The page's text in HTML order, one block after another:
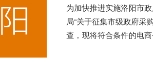
为加快推进实施洛阳市
局“关于征集市级政府采
查，现将符合条件的电